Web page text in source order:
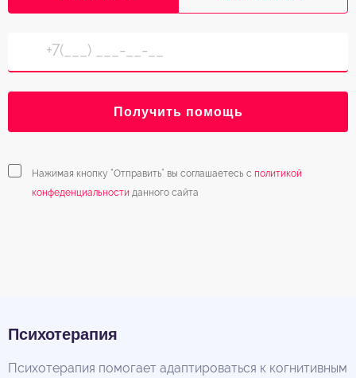
Получить помощь
Нажимая кнопку “Отправить” вы соглашаетесь с политикой
конфеденциальности данного сайта
Психотерапия
Психотерапия помогает адаптироваться к когнитивным